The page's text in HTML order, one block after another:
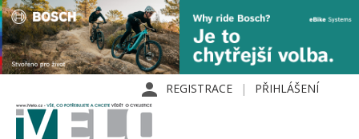
REGISTRACE PŘIHLÁŠENÍ